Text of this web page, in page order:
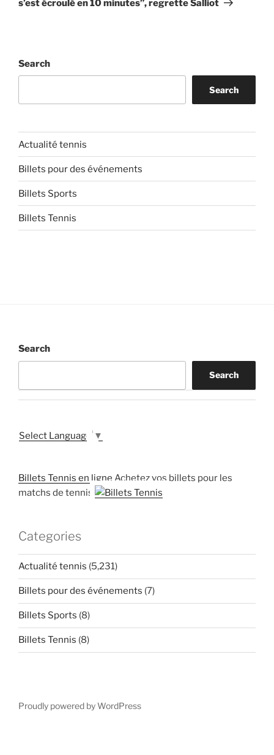
s’est écroulé en 10 minutes”, regrette Salliot
Search
Search
Actualité tennis
Billets pour des événements
Billets Sports
Billets Tennis
Search
Search
Select Language ▼
Billets Tennis en ligne Achetez vos billets pour les
matchs de tennis
Categories
Actualité tennis (5,231)
Billets pour des événements (7)
Billets Sports (8)
Billets Tennis (8)
Proudly powered by WordPress